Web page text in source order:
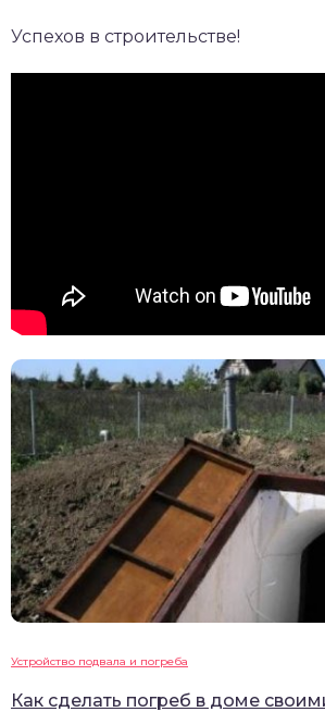
Успехов в строительстве!
Устройство подвала и погреба
Как сделать погреб в доме